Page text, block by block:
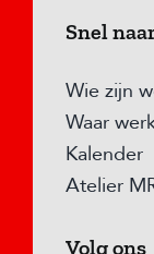
Snel
Wie zijn
Waar
Kalender
Atelier
Volg ons